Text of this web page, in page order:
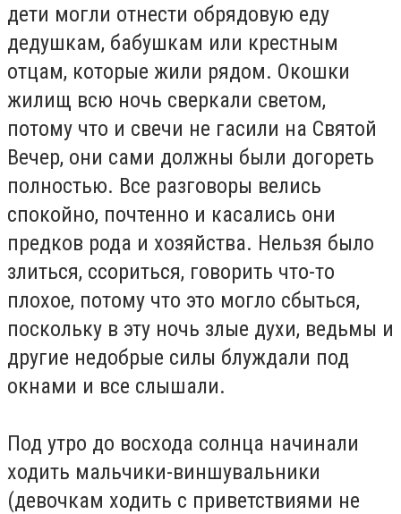
дети могли отнести обрядовую еду
дедушкам, бабушкам или крестным
отцам, которые жили рядом. Окошки
жилищ всю ночь сверкали светом,
потому что и свечи не гасили на Святой
Вечер, они сами должны были догореть
полностью. Все разговоры велись
спокойно, почтенно и касались они
предков рода и хозяйства. Нельзя было
злиться, ссориться, говорить что-то
плохое, потому что это могло сбыться,
поскольку в эту ночь злые духи, ведьмы и
другие недобрые силы блуждали под
окнами и все слышали.
Под утро до восхода солнца начинали
ходить мальчики-виншувальники
(девочкам ходить с приветствиями не